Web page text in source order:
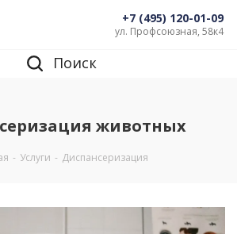
+7 (495) 120-01-09
ул. Профсоюзная, 58к4
Поиск
животных
- Услуги - Диспансеризация